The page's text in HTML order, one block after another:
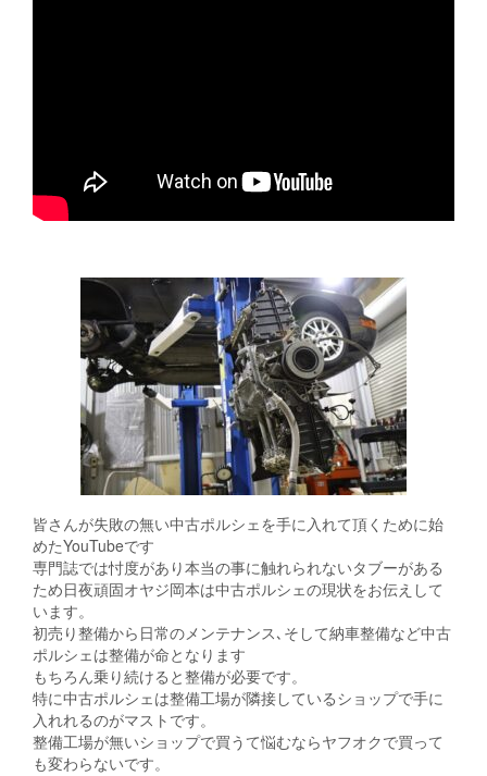
皆さんが失敗の無い中古ポルシェを手に入れて頂くために始
めたYouTubeです
専門誌では忖度があり本当の事に触れられないタブーがある
ため日夜頑固オヤジ岡本は中古ポルシェの現状をお伝えして
います。
初売り整備から日常のメンテナンス､そして納車整備など中古
ポルシェは整備が命となります
もちろん乗り続けると整備が必要です。
特に中古ポルシェは整備工場が隣接しているショップで手に
入れれるのがマストです。
整備工場が無いショップで買うて悩むならヤフオクで買って
も変わらないです。